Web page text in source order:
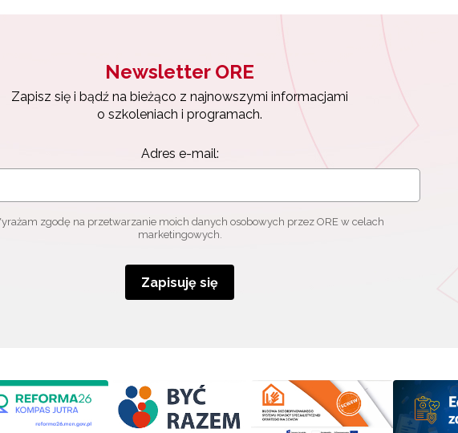
Newsletter ORE
Zapisz się i bądź na bieżąco z najnowszymi informacjami
o szkoleniach i programach.
Adres e-mail:
zgodę na przetwarzanie moich danych osobowych przez ORE w celach
marketingowych.
Zapisuję się